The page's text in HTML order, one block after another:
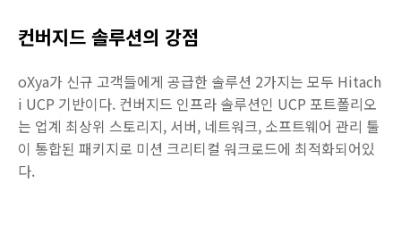
컨버지드 솔루션의 강점
oXya가 신규 고객들에게 공급한 솔루션 2가지는 모두 Hitach
i UCP 기반이다. 컨버지드 인프라 솔루션인 UCP 포트폴리오
는 업계 최상위 스토리지, 서버, 네트워크, 소프트웨어 관리 툴
이 통합된 패키지로 미션 크리티컬 워크로드에 최적화되어있
다.